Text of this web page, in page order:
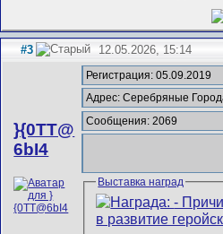
#3 12.05.2026, 15:14
}{0TT@
6bI4
Регистрация: 05.09.2019
Адрес: Серебряные
Сообщения: 2069
Выставка наград